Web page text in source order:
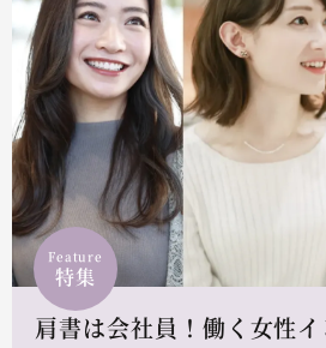
Feature
特集
肩書は会社員！働く女性